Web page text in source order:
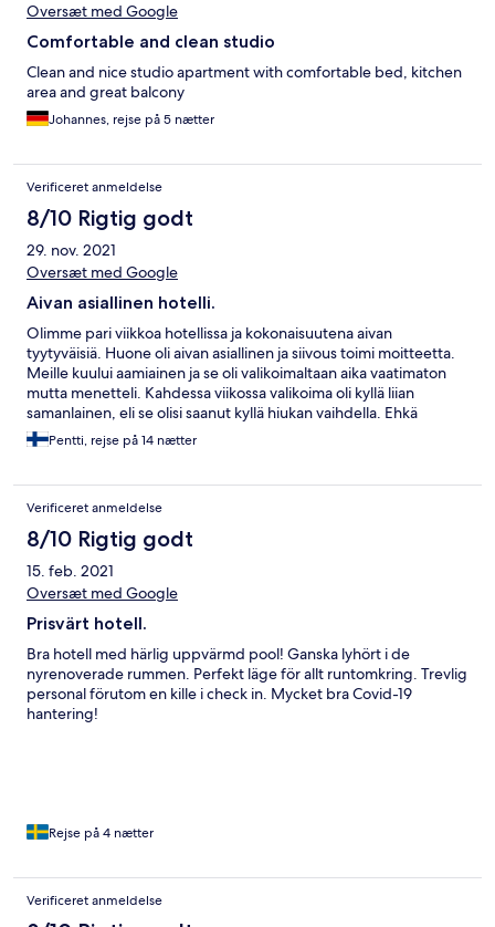
Oversæt med Google
Comfortable and clean studio
Clean and nice studio apartment with comfortable bed, kitchen
area and great balcony
Johannes, rejse på 5 nætter
Verificeret anmeldelse
8/10 Rigtig godt
29. nov. 2021
Oversæt med Google
Aivan asiallinen hotelli.
Olimme pari viikkoa hotellissa ja kokonaisuutena aivan
tyytyväisiä. Huone oli aivan asiallinen ja siivous toimi moitteetta.
Meille kuului aamiainen ja se oli valikoimaltaan aika vaatimaton
mutta menetteli. Kahdessa viikossa valikoima oli kyllä liian
samanlainen, eli se olisi saanut kyllä hiukan vaihdella. Ehkä
henkilökuntaa voisi olla hiukan enemmän koska ruokaa oli
monesti odoteltava kun eivät ehtineet toimittaa pöytään.
asiakkaiden valvonnasta jotta kaikki käyttivät kasvomaskia. Siitä
suuri kiitos. Lähellä olevasta ravintolasta kuului turhan kovaa
meteliä mikä kyllä jopa häiritsi iltaisin.
Pentti, rejse på 14 nætter
Verificeret anmeldelse
8/10 Rigtig godt
15. feb. 2021
Oversæt med Google
Prisvärt hotell.
Bra hotell med härlig uppvärmd pool! Ganska lyhört i de
nyrenoverade rummen. Perfekt läge för allt runtomkring. Trevlig
personal förutom en kille i check in. Mycket bra Covid-19
hantering!
Rejse på 4 nætter
Verificeret anmeldelse